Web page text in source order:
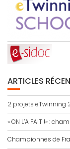
ARTICLES
2 projets eTwinning
« ON L’A FAIT !» :
Championnes de